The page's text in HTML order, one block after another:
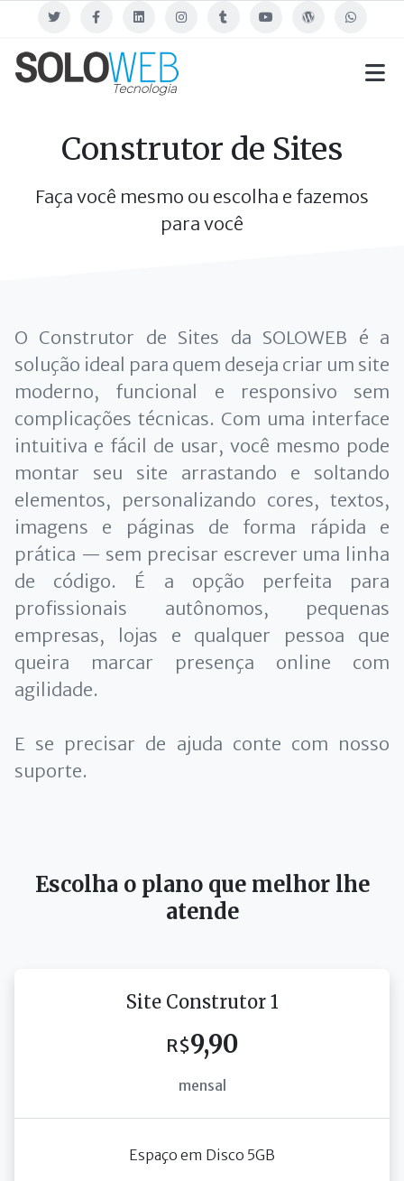
Twitter FacebookLinkedin InstagramTumblr Youtube Blog WhatsApp
Construtor de Sites
Faça você mesmo ou escolha e fazemos
para você
O Construtor de Sites da SOLOWEB é a
solução ideal para quem deseja criar um site
moderno, funcional e responsivo sem
complicações técnicas. Com uma interface
intuitiva e fácil de usar, você mesmo pode
montar seu site arrastando e soltando
elementos, personalizando cores, textos,
imagens e páginas de forma rápida e
prática — sem precisar escrever uma linha
de código. É a opção perfeita para
profissionais autônomos, pequenas
empresas, lojas e qualquer pessoa que
queira marcar presença online com
agilidade.
E se precisar de ajuda conte com nosso
suporte.
Escolha o plano que melhor lhe
atende
Site Construtor 1
R$9,90
mensal
Espaço em Disco 5GB